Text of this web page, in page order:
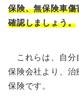
保険、無保険車
確認しましょう。
これらは、自分
保険会社より、治
保険です。